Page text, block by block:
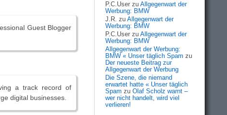
Guest Blogger
a track record of
digital businesses.
P.C.User zu Allgegenwart der
Werbung: BMW
J.R. zu Allgegenwart der
Werbung: BMW
P.C.User zu Allgegenwart der
Werbung: BMW
Allgegenwart der Werbung:
BMW « Unser täglich Spam zu
Der neueste Beitrag zur
Allgegenwart der Werbung
Die Szene, die niemand
erwartet hatte « Unser täglich
Spam zu Olaf Scholz warnt –
wer nicht handelt, wird viel
verlieren!